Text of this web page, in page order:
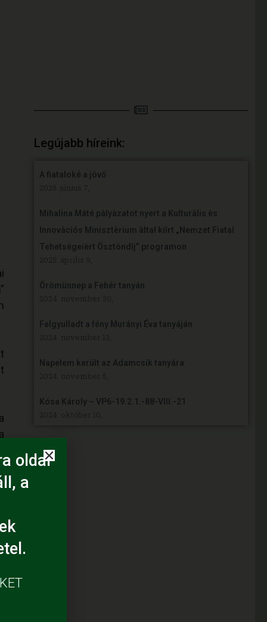
Legújabb híreink:
A fiataloké a jövő
Mihalina Máté pàlyàzatot nyert a Kulturàlis ès
Innovàciós Minisztèrium àltal kiîrt „Nemzet Fiatal
Tehetsègeièrt Ösztöndîj” programon
Örömünnep a Fehér tanyán
Felgyulladt a fény Murányi Éva tanyáján
Napelem került az Adamcsik tanyára
Kósa Károly – VP6-19.2.1.-88-VIII.-21
oldal
a